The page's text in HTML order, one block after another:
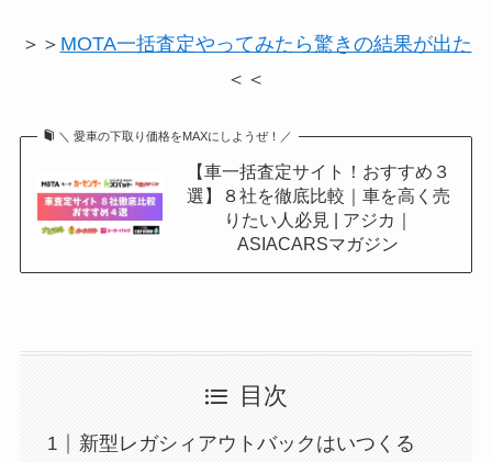
＞＞ MOTA一括査定やってみたら驚きの結果が出た
＜＜
＼ 愛車の下取り価格をMAXにしようぜ！／
【車一括査定サイト！おすすめ３
選】８社を徹底比較｜車を高く売
りたい人必見 | アジカ｜
ASIACARSマガジン
目次
新型レガシィアウトバックはいつくる